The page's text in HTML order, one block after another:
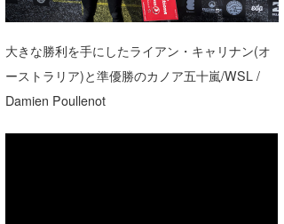
会員メニュー
今月のプレゼント
大きな勝利を手にしたライアン・キャリナン(オ
ーストラリア)と準優勝のカノア五十嵐/WSL /
Damien Poullenot
ショップ情報
湘南
千葉北
ウラナミ
お知らせ
その他